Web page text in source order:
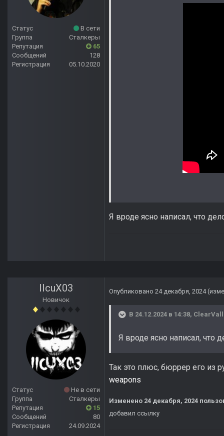
Статус
В сети
Группа
Сталкеры
Репутация
65
Сообщений
128
Регистрация
05.10.2020
Я вроде ясно написал, что
IIcuX03
Новичок
Статус
Не в сети
Группа
Сталкеры
Репутация
15
Сообщений
80
Регистрация
24.09.2024
Опубликовано 24 декабря, 2024
В 24.12.2024 в 14:38, ClearVall
Я вроде ясно написал, что
Так это плюс, бюррер его из
weapons
Изменено 24 декабря, 2024
добавил ссылку